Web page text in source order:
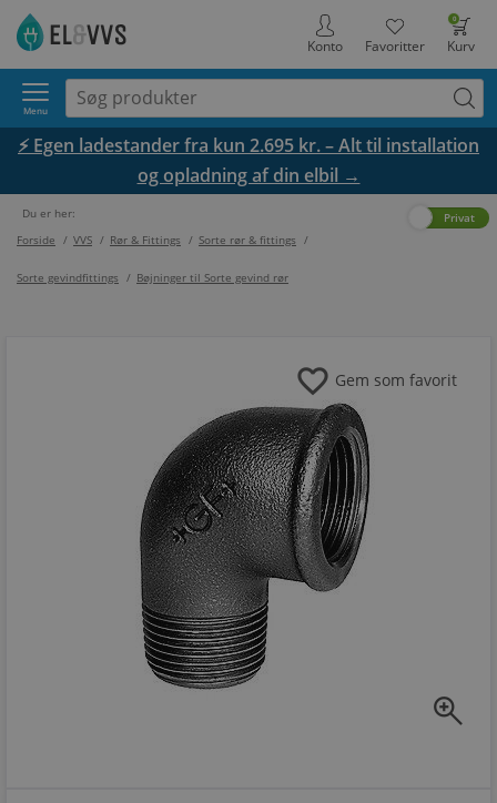
0
Kurv
Favoritter
Konto
Menu
⚡ Egen ladestander fra kun 2.695 kr. – Alt til installation
og opladning af din elbil →
Du er her:
Forside / VVS / Rør & Fittings / Sorte rør & fittings /
Sorte gevindfittings / Bøjninger til Sorte gevind rør
Privat
zoom_in
favorite Gem som favorit